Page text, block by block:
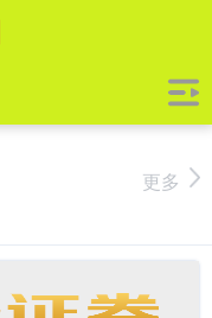
更多